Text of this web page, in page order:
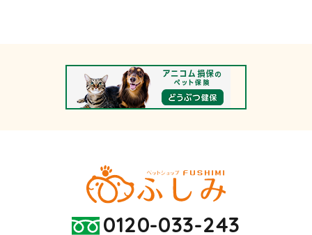
0120-033-243